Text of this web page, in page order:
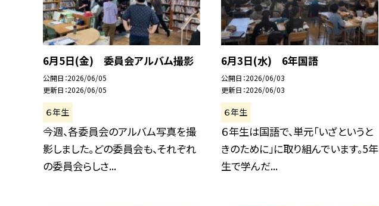
6月5日(金) 委員会アルバム撮影
公開日 2026/06/05
更新日 2026/06/05
６年生
今週、各委員会のアルバム写真を撮
影しました。どの委員会も、それぞれ
の委員会らしさ...
6月3日(水) 6年国語
公開日 2026/06/03
更新日 2026/06/03
６年生
６年生は国語で、単元「いざというと
きのために」に取り組んでいます。5年
生で学んだ...